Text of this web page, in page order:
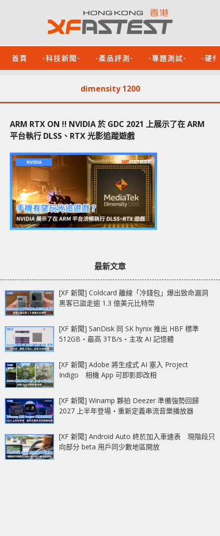
首頁 -科技新聞- -產品評測- -專題測試- -硬
dimensity 1200
ARM RTX ON !! NVIDIA 於 GDC 2021 上展示了在 ARM
平台執行 DLSS、RTX 光影追蹤遊戲
最新文章
[XF 新聞] Coldcard 離線「冷錢包」爆出致命漏洞
黑客已盜走逾 1.3 億美元比特幣
[XF 新聞] SanDisk 同 SK hynix 推出 HBF 標準
512GB‧最高 3TB/s‧主攻 AI 記憶體
[XF 新聞] Adobe 將生成式 AI 塞入 Project
Indigo 相機 App 可即影即改相
[XF 新聞] Winamp 夥拍 Deezer 準備強勢回歸
2027 上半年登場‧重新定義串流音樂播放器
[XF 新聞] Android Auto 終於加入車速表 現階段只
向部分 beta 用戶同少數地區開放